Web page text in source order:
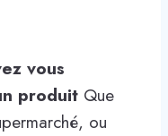
vous
produit Que
ou